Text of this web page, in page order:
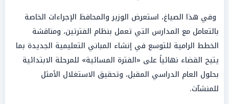
وفي هذا الصياغ، استعرض الوزير والمحافظ الإجراءات الخاصة
بالتعامل مع المدارس التي تعمل بنظام الفترتين، ومناقشة
الخطط الرامية للتوسع في إنشاء المباني التعليمية الجديدة بما
يتيح القضاء نهائياً على «الفترة المسائية» للمرحلة الابتدائية
بحلول العام الدراسي المقبل، وتحقيق الاستغلال الأمثل
للمنشآت.